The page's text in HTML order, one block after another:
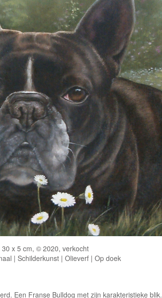
30 x 5 cm, © 2020, verkocht
| Schilderkunst | Olieverf | Op doek
Een Franse Bulldog met zijn karakteristieke blik.